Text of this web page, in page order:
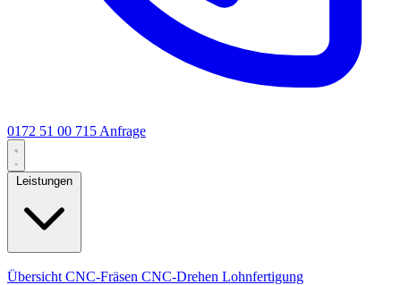
0172 51 00 715 Anfrage
Leistungen
Übersicht CNC-Fräsen CNC-Drehen Lohnfertigung